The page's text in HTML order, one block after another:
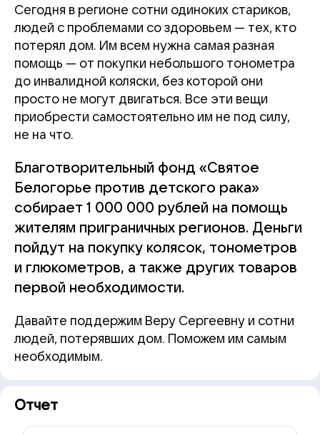
Сегодня в регионе сотни одиноких стариков,
людей с проблемами со здоровьем — тех, кто
потерял дом. Им всем нужна самая разная
помощь — от покупки небольшого тонометра
до инвалидной коляски, без которой они
просто не могут двигаться. Все эти вещи
приобрести самостоятельно им не под силу,
не на что.
Благотворительный фонд «Святое
Белогорье против детского рака»
собирает 1 000 000 рублей на помощь
жителям приграничных регионов. Деньги
пойдут на покупку колясок, тонометров
и глюкометров, а также других товаров
первой необходимости.
Давайте поддержим Веру Сергеевну и сотни
людей, потерявших дом. Поможем им самым
необходимым.
Отчет